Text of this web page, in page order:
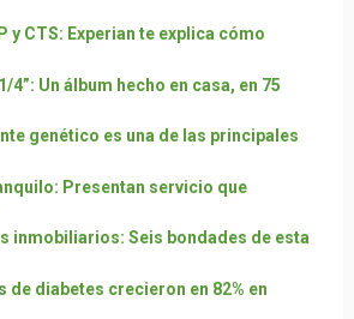
y CTS: Experian te explica cómo
4”: Un álbum hecho en casa, en 75
genético es una de las principales
Presentan servicio que
inmobiliarios: Seis bondades de esta
de diabetes crecieron en 82% en